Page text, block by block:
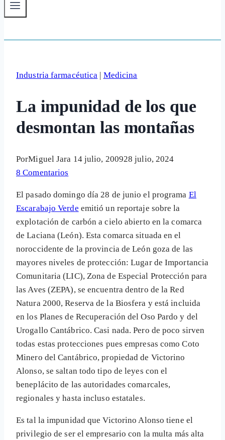
Industria farmacéutica | Medicina
La impunidad de los que
desmontan las montañas
PorMiguel Jara 14 julio, 200928 julio, 2024
8 Comentarios
El pasado domingo día 28 de junio el programa El
Escarabajo Verde emitió un reportaje sobre la
explotación de carbón a cielo abierto en la comarca
de Laciana (León). Esta comarca situada en el
noroccidente de la provincia de León goza de las
mayores niveles de protección: Lugar de Importancia
Comunitaria (LIC), Zona de Especial Protección para
las Aves (ZEPA), se encuentra dentro de la Red
Natura 2000, Reserva de la Biosfera y está incluida
en los Planes de Recuperación del Oso Pardo y del
Urogallo Cantábrico. Casi nada. Pero de poco sirven
todas estas protecciones pues empresas como Coto
Minero del Cantábrico, propiedad de Victorino
Alonso, se saltan todo tipo de leyes con el
beneplácito de las autoridades comarcales,
regionales y hasta incluso estatales.
Es tal la impunidad que Victorino Alonso tiene el
privilegio de ser el empresario con la multa más alta